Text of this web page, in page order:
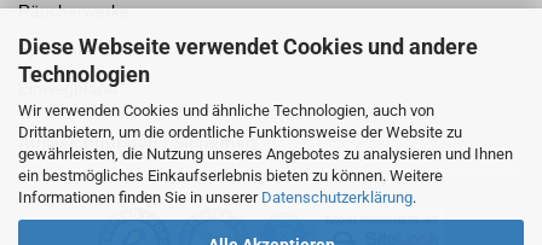
Diese Webseite verwendet Cookies und andere
Technologien
Wir verwenden Cookies und ähnliche Technologien, auch von
Drittanbietern, um die ordentliche Funktionsweise der Website zu
gewährleisten, die Nutzung unseres Angebotes zu analysieren und Ihnen
ein bestmögliches Einkaufserlebnis bieten zu können. Weitere
Informationen finden Sie in unserer Datenschutzerklärung.
Räucherwerke
Spielwaren
Einwegpfand
Auszeichnungen /Sicherheit